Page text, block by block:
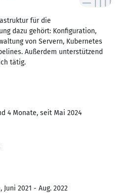
für die
dazu gehört: Konfiguration,
von Servern, Kubernetes
Außerdem unterstützend
tätig.
4 Monate, seit Mai 2024
2021 - Aug. 2022